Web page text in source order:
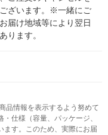
ざいます。※一緒にご
届け地域等により翌日
ります。
品情報を表示するよう努めて
仕様（容量、パッケージ、
ます。このため、実際にお届